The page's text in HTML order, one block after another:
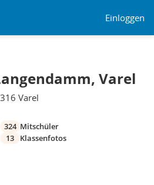
Einloggen
Varel
Varel
324 Mitschüler
13
Klassenfotos